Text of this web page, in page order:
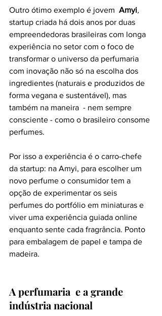
Outro ótimo exemplo é jovem Amyi,
startup criada há dois anos por duas
empreendedoras brasileiras com longa
experiência no setor com o foco de
transformar o universo da perfumaria
com inovação não só na escolha dos
ingredientes (naturais e produzidos de
forma vegana e sustentável), mas
também na maneira  - nem sempre
consciente - como o brasileiro consome
perfumes.
Por isso a experiência é o carro-chefe
da startup: na Amyi, para escolher um
novo perfume o consumidor tem a
opção de experimentar os seis
perfumes do portfólio em miniaturas e
viver uma experiência guiada online
enquanto sente cada fragrância. Ponto
para embalagem de papel e tampa de
madeira.
A perfumaria  e a grande
indústria nacional